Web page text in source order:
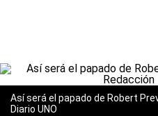
Así será el papado de Robert
Diario UNO